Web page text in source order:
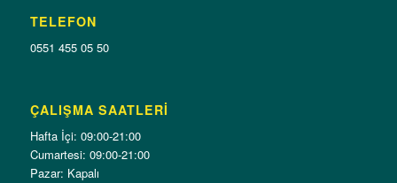
TELEFON
0551 455 05 50
ÇALIŞMA SAATLERI
Hafta İçi: 09:00-21:00
Cumartesi: 09:00-21:00
Pazar: Kapalı